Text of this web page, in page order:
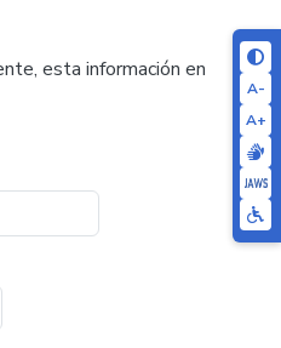
A-
A+
esta información en